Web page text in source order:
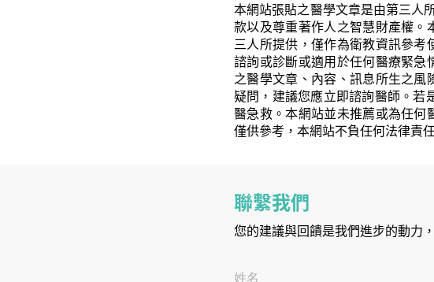
本網站張貼之醫學文章是由第三人
款以及尊重著作人之智慧財產權
三人所提供，僅作為衛教資訊參
諮詢或診斷或適用於任何醫療緊
之醫學文章、內容、訊息所生之
疑問，建議您應立即諮詢醫師。若
醫急救。本網站並未推薦或為任
僅供參考，本網站不負任何法律責
聯繫我們
您的建議與回饋是我們進步的動力
姓名